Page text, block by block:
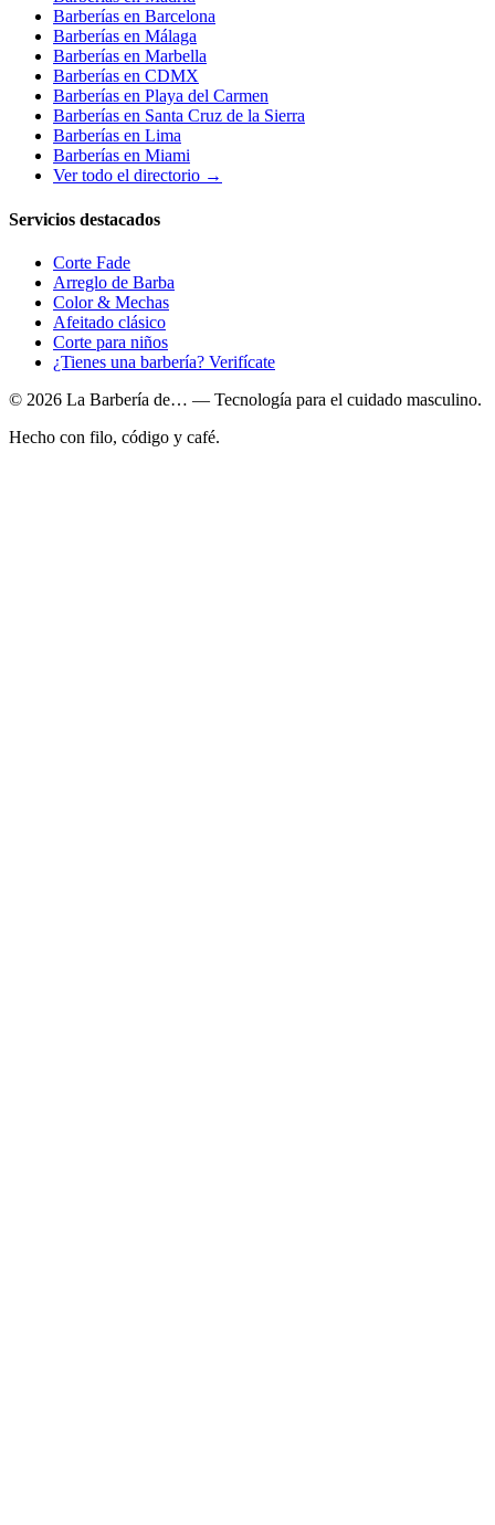
Barberías en Barcelona
Barberías en Málaga
Barberías en Marbella
Barberías en CDMX
Barberías en Playa del Carmen
Barberías en Santa Cruz de la Sierra
Barberías en Lima
Barberías en Miami
Ver todo el directorio →
Servicios destacados
Corte Fade
Arreglo de Barba
Color & Mechas
Afeitado clásico
Corte para niños
¿Tienes una barbería? Verifícate
© 2026 La Barbería de… — Tecnología para el cuidado masculino.
Hecho con filo, código y café.